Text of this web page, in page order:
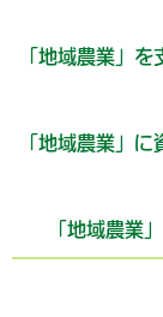
「地域農業」
「地域農業」
「地域農業